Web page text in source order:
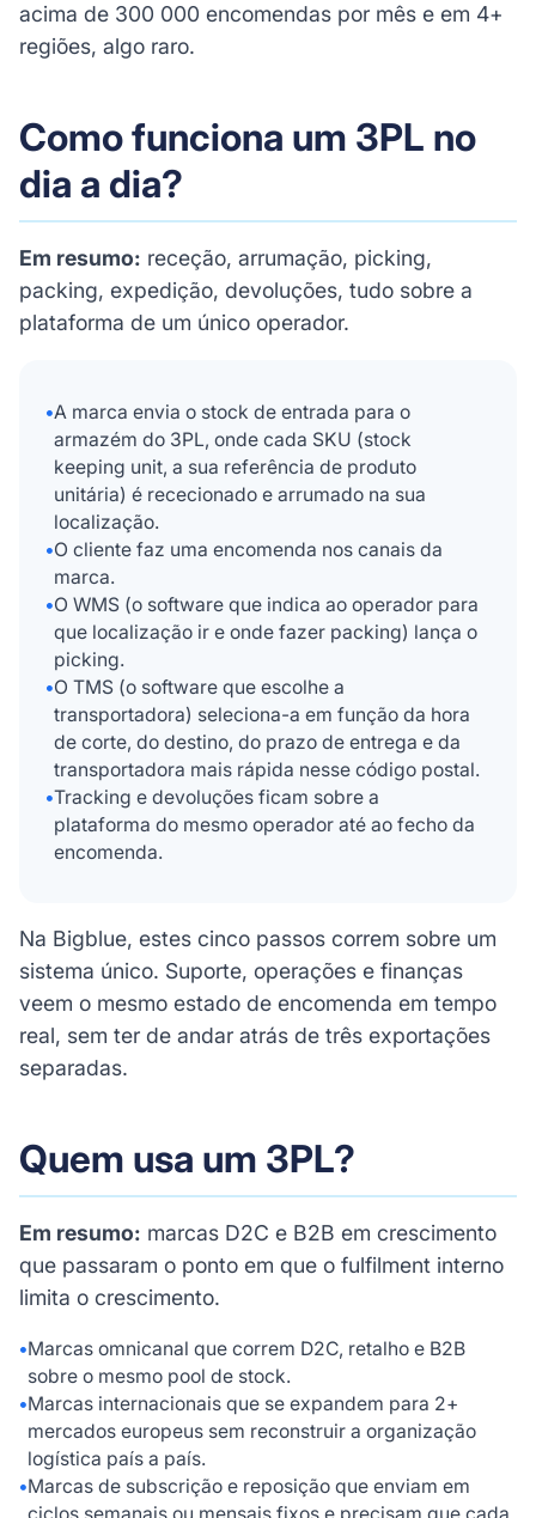
acima de 300 000 encomendas por mês e em 4+
regiões, algo raro.
Como funciona um 3PL no
dia a dia?
Em resumo: receção, arrumação, picking,
packing, expedição, devoluções, tudo sobre a
plataforma de um único operador.
•A marca envia o stock de entrada para o
armazém do 3PL, onde cada SKU (stock
keeping unit, a sua referência de produto
unitária) é rececionado e arrumado na sua
localização.
•O cliente faz uma encomenda nos canais da
marca.
•O WMS (o software que indica ao operador para
que localização ir e onde fazer packing) lança o
picking.
•O TMS (o software que escolhe a
transportadora) seleciona-a em função da hora
de corte, do destino, do prazo de entrega e da
transportadora mais rápida nesse código postal.
•Tracking e devoluções ficam sobre a
plataforma do mesmo operador até ao fecho da
encomenda.
Na Bigblue, estes cinco passos correm sobre um
sistema único. Suporte, operações e finanças
veem o mesmo estado de encomenda em tempo
real, sem ter de andar atrás de três exportações
separadas.
Quem usa um 3PL?
Em resumo: marcas D2C e B2B em crescimento
que passaram o ponto em que o fulfilment interno
limita o crescimento.
•Marcas omnicanal que correm D2C, retalho e B2B
sobre o mesmo pool de stock.
•Marcas internacionais que se expandem para 2+
mercados europeus sem reconstruir a organização
logística país a país.
•Marcas de subscrição e reposição que enviam em